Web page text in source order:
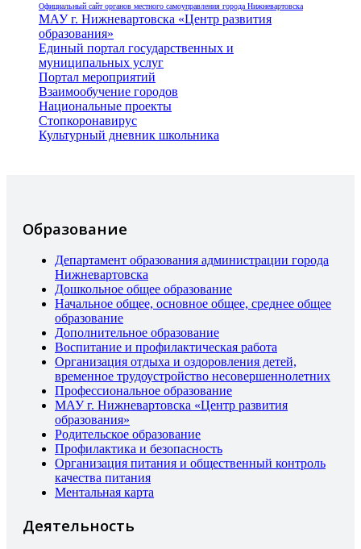
Официальный сайт органов местного самоуправления города Нижневартовска
МАУ г. Нижневартовска «Центр развития
образования»
Единый портал государственных и
муниципальных услуг
Портал мероприятий
Взаимообучение городов
Национальные проекты
Стопкоронавирус
Культурный дневник школьника
Образование
Департамент образования администрации города
Нижневартовска
Дошкольное общее образование
Начальное общее, основное общее, среднее общее
образование
Дополнительное образование
Воспитание и профилактическая работа
Организация отдыха и оздоровления детей,
временное трудоустройство несовершеннолетних
Профессиональное образование
МАУ г. Нижневартовска «Центр развития
образования»
Родительское образование
Профилактика и безопасность
Организация питания и общественный контроль
качества питания
Ментальная карта
Деятельность